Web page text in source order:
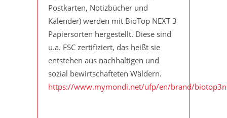
Postkarten, Notizbücher und
Kalender) werden mit BioTop NEXT 3
Papiersorten hergestellt. Diese sind
u.a. FSC zertifiziert, das heißt sie
entstehen aus nachhaltigen und
sozial bewirtschafteten Wäldern.
https://www.mymondi.net/ufp/en/brand/